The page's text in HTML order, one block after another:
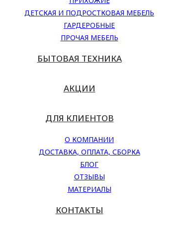
ДЕТСКАЯ И ПОДРОСТКОВАЯ МЕБЕЛЬ
ГАРДЕРОБНЫЕ
ПРОЧАЯ МЕБЕЛЬ
БЫТОВАЯ ТЕХНИКА
АКЦИИ
ДЛЯ КЛИЕНТОВ
О КОМПАНИИ
ДОСТАВКА, ОПЛАТА, СБОРКА
БЛОГ
ОТЗЫВЫ
МАТЕРИАЛЫ
КОНТАКТЫ